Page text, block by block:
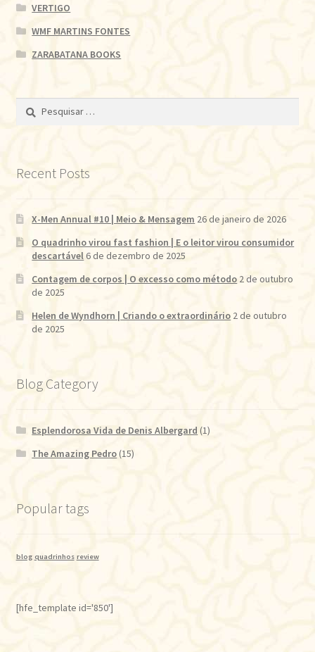
VERTIGO
WMF MARTINS FONTES
ZARABATANA BOOKS
Pesquisar
Recent Posts
X-Men Annual #10 | Meio & Mensagem 26 de janeiro de 2026
O quadrinho virou fast fashion | E o leitor virou consumidor
descartável6 de dezembro de 2025
Contagem de corpos | O excesso como método 2 de outubro
de 2025
Helen de Wyndhorn | Criando o extraordinário 2 de outubro
de 2025
Blog Category
Esplendorosa Vida de Denis Albergard (1)
The Amazing Pedro (15)
Popular tags
blog quadrinhos review
[hfe_template id='850']